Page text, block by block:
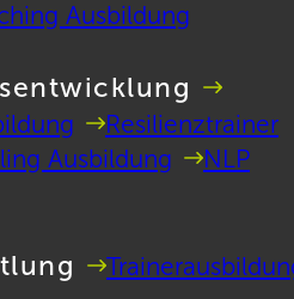
Ausbildung
Resilienztrainer
Ausbildung
NLP